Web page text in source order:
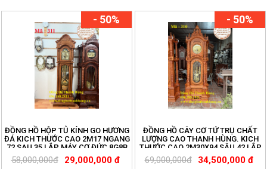
- 50%
ĐỒNG HỒ HỘP TỦ KÍNH GO HƯƠNG
ĐÁ KICH THƯỚC CAO 2M17 NGANG
72 SAU 35 LẮP MÁY CƠ ĐỨC 8G8B
TẠ CƯỚC . ĐỒNG HỒ THANH HÙNG
LH 096.188.2921
58,000,000đ 29,000,000 đ
- 50%
ĐỒNG HỒ CÂY CƠ TỨ TRỤ CHẤT
LƯỢNG CAO THANH HÙNG. KICH
THƯỚC CAO 2M30X94 SÂU 42 LẮP
MÁY CƠ ĐỨC 8G8B KÍNH LỒI . LH
096.188.2921
69,000,000đ 34,500,000 đ